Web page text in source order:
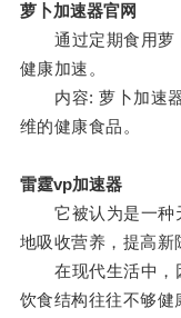
萝卜加速器官网
通过定期食用萝
健康加速。
内容: 萝卜加速器
维的健康食品。
雷霆vp加速器
它被认为是一种
地吸收营养，提高新
在现代生活中，
饮食结构往往不够健